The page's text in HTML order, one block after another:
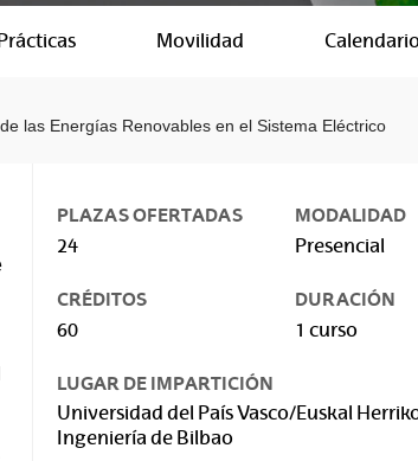
Movilidad Calendario
las Energías Renovables en el Sistema Eléctrico
PLAZAS OFERTADAS
24
MODALIDAD
Presencial
CRÉDITOS
60
DURACIÓN
1 curso
LUGAR DE IMPARTICIÓN
Universidad del País Vasco/Euskal
Ingeniería de Bilbao